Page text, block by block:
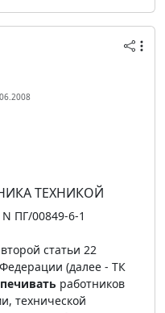
ТЕХНИКОЙ
ПГ/00849-6-1
статьи 22
(далее - ТК
работников
технической